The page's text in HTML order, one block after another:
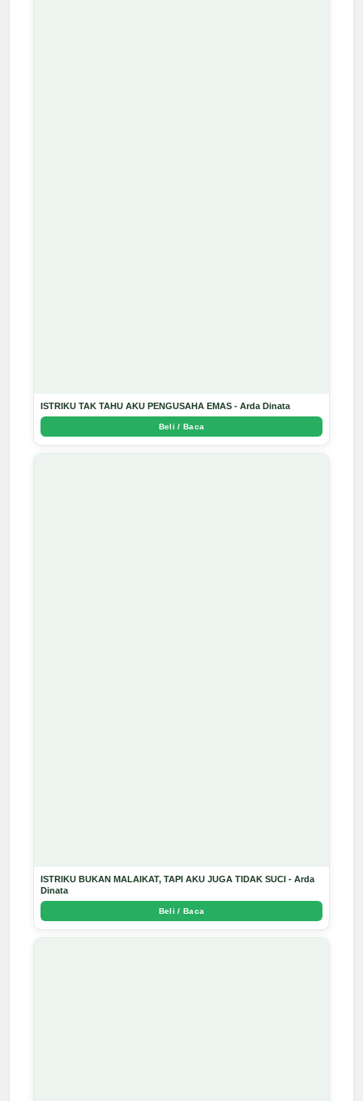
ISTRIKU TAK TAHU AKU PENGUSAHA EMAS - Arda Dinata
Beli / Baca
ISTRIKU BUKAN MALAIKAT, TAPI AKU JUGA TIDAK SUCI - Arda
Dinata
Beli / Baca